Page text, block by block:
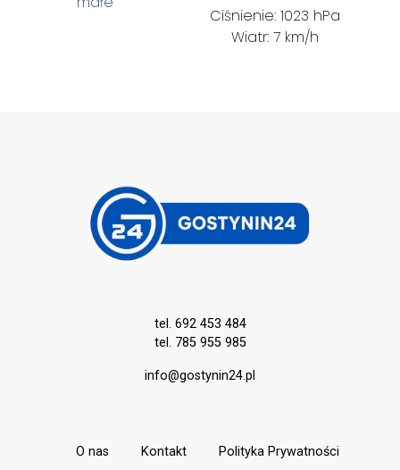
Ciśnienie: 1023 hPa
Wiatr: 7 km/h
tel. 692 453 484
tel. 785 955 985
info@gostynin24.pl
O nas Kontakt Polityka Prywatności